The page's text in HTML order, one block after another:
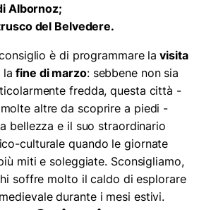
Albornoz;
del Belvedere.
è di programmare la visita
la fine di marzo: sebbene non sia
fredda, questa città -
altre da scoprire a piedi -
bellezza e il suo straordinario
culturale quando le giornate
miti e soleggiate. Sconsigliamo,
soffre molto il caldo di esplorare
durante i mesi estivi.